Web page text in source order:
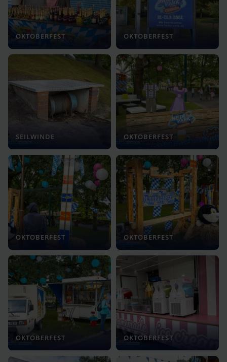
OKTOBERFEST OKTOBERFEST
SEILWINDE OKTOBERFEST
OKTOBERFEST OKTOBERFEST
OKTOBERFEST OKTOBERFEST